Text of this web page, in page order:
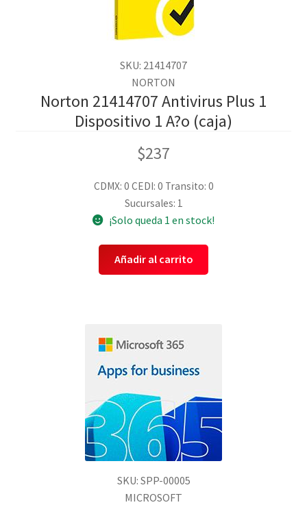
SKU: 21414707
NORTON
Norton 21414707 Antivirus Plus 1
Dispositivo 1 A?o (caja)
$237
CDMX: 0 CEDI: 0 Transito: 0
Sucursales: 1
¡Solo queda 1 en stock!
Añadir al carrito
SKU: SPP-00005
MICROSOFT